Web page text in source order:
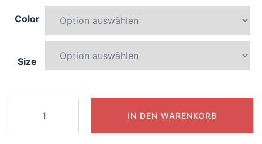
Color
Size
centaur
IN DEN WARENKORB